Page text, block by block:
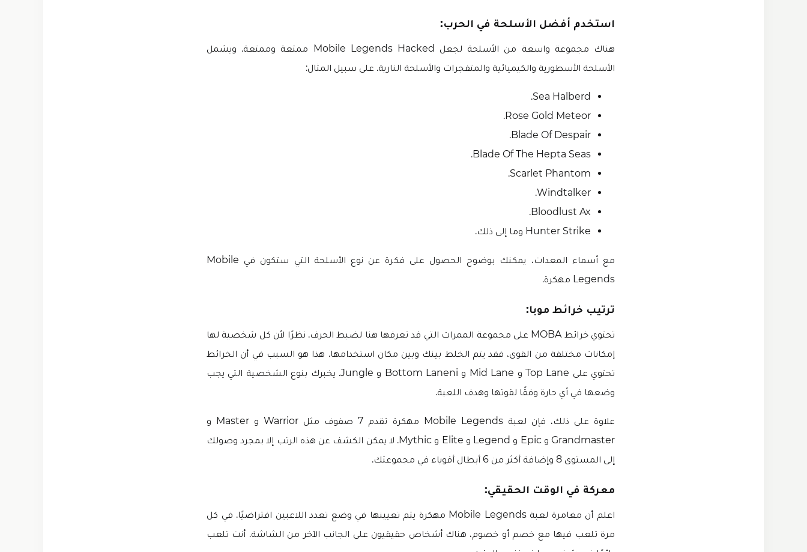
استخدم أفضل الأسلحة في الحرب:
هناك مجموعة واسعة من الأسلحة لجعل Mobile Legends Hacked ممتعة وممتعة. ويشمل
الأسلحة الأسطورية والكيميائية والمتفجرات والأسلحة النارية. على سبيل المثال:
Sea Halberd.
Rose Gold Meteor.
Blade Of Despair.
Blade Of The Hepta Seas.
Scarlet Phantom.
Windtalker.
Bloodlust Ax.
Hunter Strike وما إلى ذلك.
مع أسماء المعدات، يمكنك بوضوح الحصول على فكرة عن نوع الأسلحة التي ستكون في Mobile
Legends مهكرة.
ترتيب خرائط موبا:
تحتوي خرائط MOBA على مجموعة الممرات التي قد تعرفها هنا لضبط الحرف. نظرًا لأن كل شخصية لها
إمكانات مختلفة من القوى، فقد يتم الخلط بينك وبين مكان استخدامها. هذا هو السبب في أن الخرائط
تحتوي على Top Lane و Mid Lane و Bottom Laneni و Jungle. يخبرك بنوع الشخصية التي يجب
وضعها في أي حارة وفقًا لقوتها وهدف اللعبة.
علاوة على ذلك، فإن لعبة Mobile Legends مهكرة تقدم 7 صفوف مثل Warrior و Master و
Grandmaster و Epic و Legend و Elite و Mythic. لا يمكن الكشف عن هذه الرتب إلا بمجرد وصولك
إلى المستوى 8 وإضافة أكثر من 6 أبطال أقوياء في مجموعتك.
معركة في الوقت الحقيقي:
اعلم أن مغامرة لعبة Mobile Legends مهكرة يتم تعيينها في وضع تعدد اللاعبين افتراضيًا. في كل
مرة تلعب فيها مع خصم أو خصوم، هناك أشخاص حقيقيون على الجانب الآخر من الشاشة. أنت تلعب